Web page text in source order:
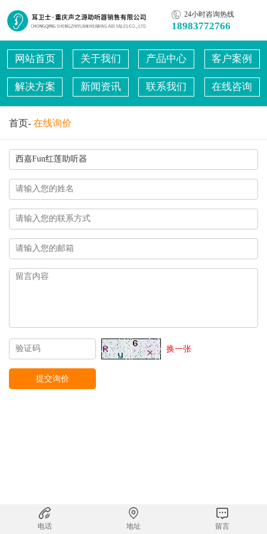
24小时咨询热线
18983772766
网站首页 关于我们 产品中心 客户案例
解决方案 新闻资讯 联系我们 在线咨询
首页- 在线询价
换一张
电话 地址 留言